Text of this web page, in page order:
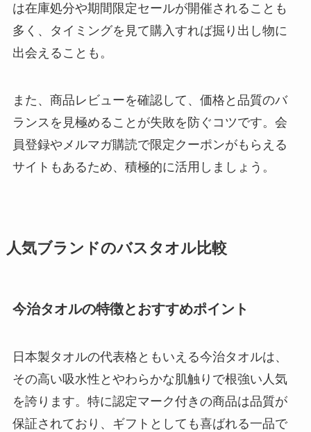
は在庫処分や期間限定セールが開催されることも
多く、タイミングを見て購入すれば掘り出し物に
出会えることも。
また、商品レビューを確認して、価格と品質のバ
ランスを見極めることが失敗を防ぐコツです。会
員登録やメルマガ購読で限定クーポンがもらえる
サイトもあるため、積極的に活用しましょう。
人気ブランドのバスタオル比較
今治タオルの特徴とおすすめポイント
日本製タオルの代表格ともいえる今治タオルは、
その高い吸水性とやわらかな肌触りで根強い人気
を誇ります。特に認定マーク付きの商品は品質が
保証されており、ギフトとしても喜ばれる一品で